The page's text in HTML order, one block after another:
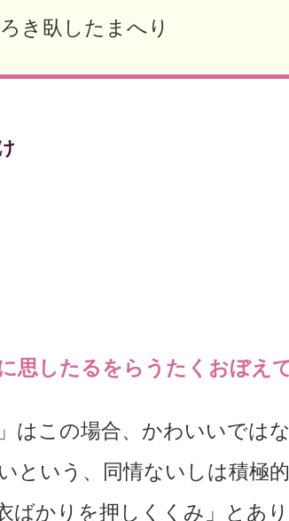
き臥したまへり
思したるをらうたくおぼえ
はこの場合、かわいいでは
という、同情ないしは積極
ばかりを押しくくみ」とあ